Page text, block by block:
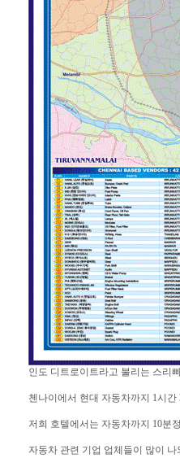
인도 디트로이트라고 불리는 스리
첸나이에서 현대 자동차까지 1시간
저희 호텔에서는 자동차까지 10분
자동차 관련 기업 업체들이 많이 나